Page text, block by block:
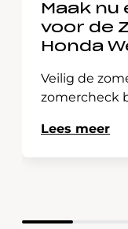
Maak
voor de
Honda
Veilig de
zomercheck
Lees meer